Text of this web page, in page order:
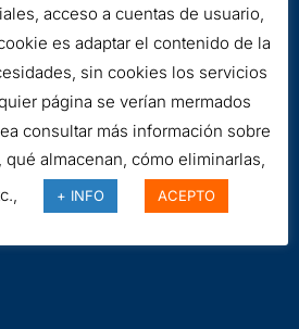
acceso a cuentas de usuario,
es adaptar el contenido de la
sin cookies los servicios
página se verían mermados
consultar más información sobre
almacenan, cómo eliminarlas,
+ INFO ACEPTO